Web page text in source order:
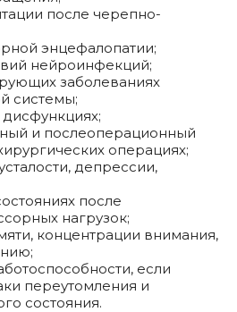
после черепно-
энцефалопатии;
нейроинфекций;
заболеваниях
системы;
и послеоперационный
операциях;
депрессии,
после
нагрузок;
концентрации внимания,
если
переутомления и
состояния.